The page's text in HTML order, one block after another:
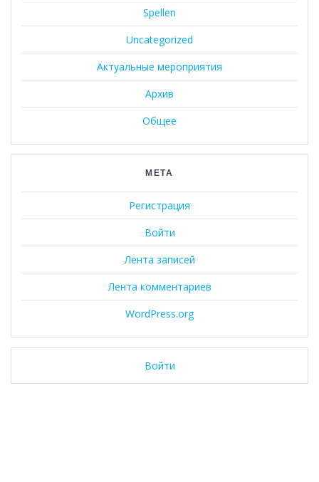
Spellen
Uncategorized
Актуальные мероприятия
Архив
Общее
МЕТА
Регистрация
Войти
Лента записей
Лента комментариев
WordPress.org
Войти